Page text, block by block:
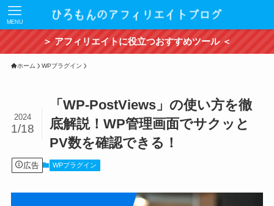
MENU
＞ アフィリエイトに役立つおすすめツール ＜
ホーム WPプラグイン
「WP-PostViews」の使い方を徹
底解説！WP管理画面でサクッと
PV数を確認できる！
2024
1/18
広告 WPプラグイン